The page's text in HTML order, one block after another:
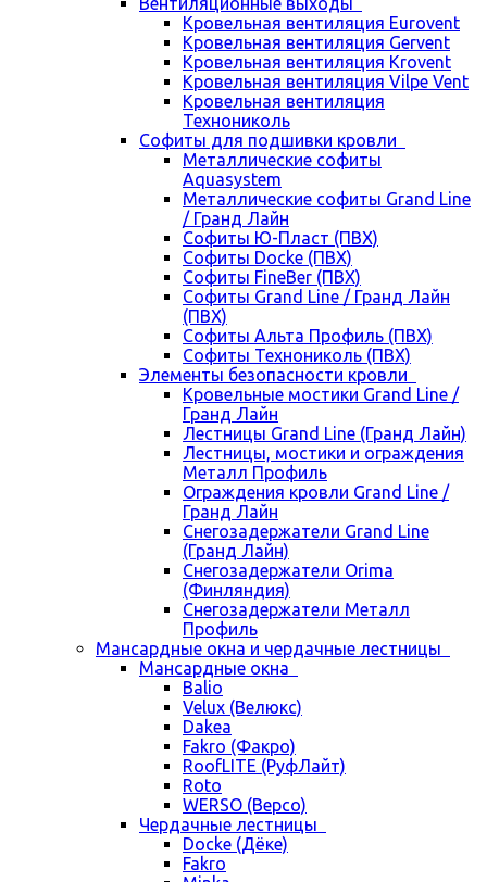
Кровельная вентиляция Eurovent
Кровельная вентиляция Gervent
Кровельная вентиляция Krovent
Кровельная вентиляция Vilpe Vent
Кровельная вентиляция
Технониколь
Cофиты для подшивки кровли
Металлические софиты
Aquasystem
Металлические софиты Grand Line
/ Гранд Лайн
Софиты Ю-Пласт (ПВХ)
Софиты Docke (ПВХ)
Софиты FineBer (ПВХ)
Софиты Grand Line / Гранд Лайн
(ПВХ)
Софиты Альта Профиль (ПВХ)
Софиты Технониколь (ПВХ)
Элементы безопасности кровли
Кровельные мостики Grand Line /
Гранд Лайн
Лестницы Grand Line (Гранд Лайн)
Лестницы, мостики и ограждения
Металл Профиль
Ограждения кровли Grand Line /
Гранд Лайн
Снегозадержатели Grand Line
(Гранд Лайн)
Снегозадержатели Orima
(Финляндия)
Снегозадержатели Металл
Профиль
Мансардные окна и чердачные лестницы
Мансардные окна
Balio
Velux (Велюкс)
Dakea
Fakro (Факро)
RoofLITE (РуфЛайт)
Roto
WERSO (Версо)
Чердачные лестницы
Docke (Дёке)
Fakro